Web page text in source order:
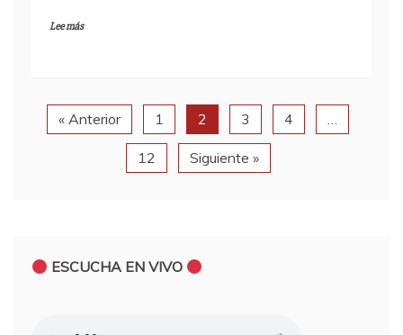
Lee más
« Anterior 1 2 3 4 …
12 Siguiente »
ESCUCHA EN VIVO